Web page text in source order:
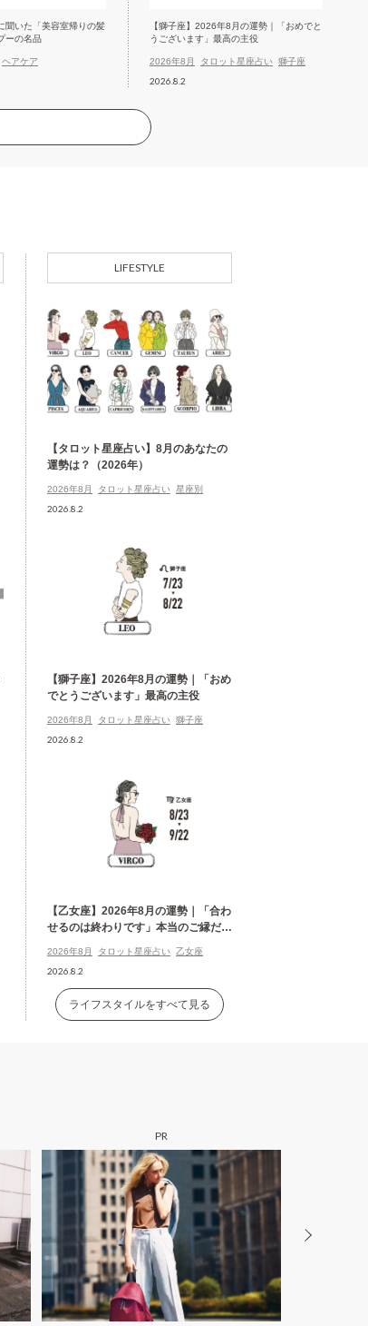
聞いた「美容室帰りの髪
ーの名品
ヘアケア
【獅子座】2026年8月の運勢｜「おめでと
うございます」最高の主役
2026年8月 タロット星座占い 獅子座
2026.8.2
LIFESTYLE
【タロット星座占い】8月のあなたの
運勢は？（2026年）
2026年8月 タロット星座占い 星座別
2026.8.2
【獅子座】2026年8月の運勢｜「おめ
でとうございます」最高の主役
2026年8月 タロット星座占い 獅子座
2026.8.2
【乙女座】2026年8月の運勢｜「合わ
せるのは終わりです」本当のご縁だけ
2026年8月 タロット星座占い 乙女座
2026.8.2
ライフスタイルをすべて見る
PR